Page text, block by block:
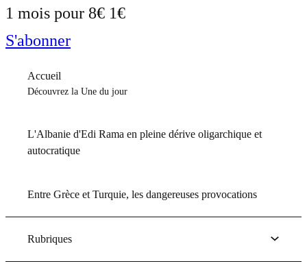
1 mois pour 8€ 1€
S'abonner
Accueil
Découvrez la Une du jour
L'Albanie d'Edi Rama en pleine dérive oligarchique et
autocratique
Entre Grèce et Turquie, les dangereuses provocations
Rubriques